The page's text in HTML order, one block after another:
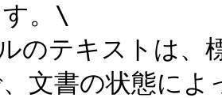
す。\
のテキストは、
文書の状態に